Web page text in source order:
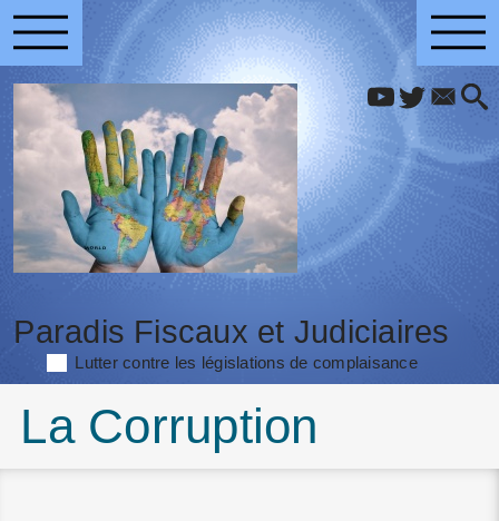
Paradis Fiscaux et Judiciaires
Lutter contre les législations de complaisance
La Corruption